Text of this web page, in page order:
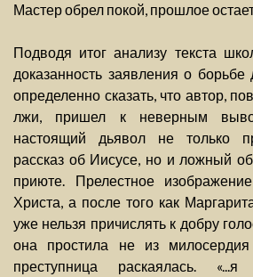
Мастер обрел покой, прошлое
Подводя итог анализу текста
доказанность заявления о
определенно сказать, что автор,
лжи, пришел к неверным
настоящий дьявол не только
рассказ об Иисусе, но и ложный
приюте. Прелестное
Христа, а после того как
уже нельзя причислять к добру
она простила не из
преступница раскаялась. «...я